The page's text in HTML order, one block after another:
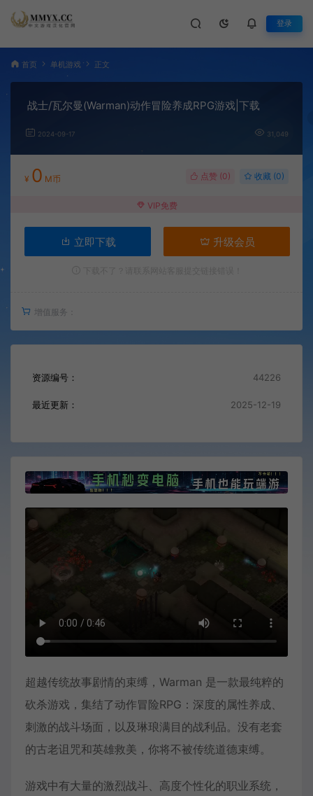
登录
首页 单机游戏 正文
战士/瓦尔曼(Warman)动作冒险养成RPG游戏|下载
2024-09-17 31,049
¥ 0 M币 点赞 (0) 收藏 (0)
VIP免费
立即下载 升级会员
增值服务：
资源编号： 44226
最近更新： 2025-12-19
超越传统故事剧情的束缚，Warman 是一款最纯粹的
砍杀游戏，集结了动作冒险RPG：深度的属性养成、
刺激的战斗场面，以及琳琅满目的战利品。没有老套
的古老诅咒和英雄救美，你将不被传统道德束缚。
游戏中有大量的激烈战斗、高度个性化的职业系统，